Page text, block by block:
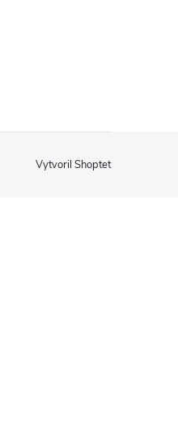
Vytvoril Shoptet